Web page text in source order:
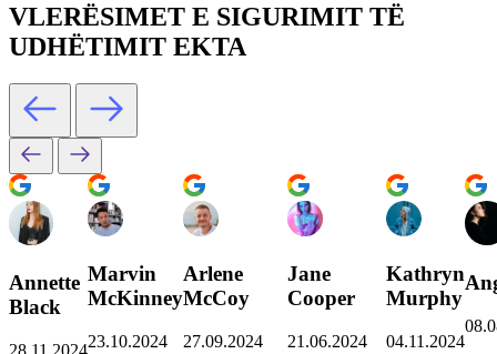
VLERËSIMET E SIGURIMIT TË
UDHËTIMIT EKTA
Annette
Black
28.11.2024
Marvin
McKinney
23.10.2024
Arlene
McCoy
27.09.2024
Jane
Cooper
21.06.2024
Kathryn
Murphy
04.11.2024